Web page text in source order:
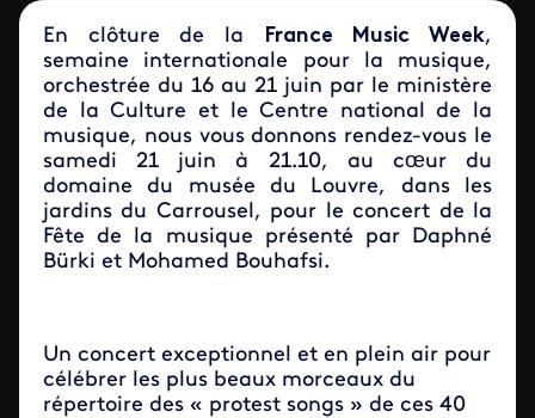
En clôture de la France Music Week,
semaine internationale pour la musique,
orchestrée du 16 au 21 juin par le ministère
de la Culture et le Centre national de la
musique, nous vous donnons rendez-vous le
samedi 21 juin à 21.10, au cœur du
domaine du musée du Louvre, dans les
jardins du Carrousel, pour le concert de la
Fête de la musique présenté par Daphné
Bürki et Mohamed Bouhafsi.
Un concert exceptionnel et en plein air pour
célébrer les plus beaux morceaux du
répertoire des « protest songs » de ces 40